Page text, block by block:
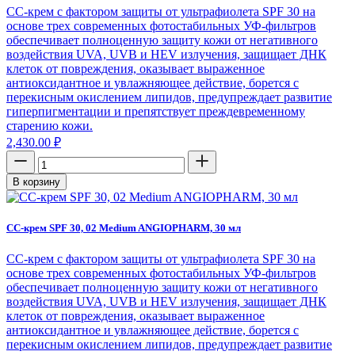
СС-крем с фактором защиты от ультрафиолета SPF 30 на
основе трех современных фотостабильных УФ-фильтров
обеспечивает полноценную защиту кожи от негативного
воздействия UVA, UVB и HEV излучения, защищает ДНК
клеток от повреждения, оказывает выраженное
антиоксидантное и увлажняющее действие, борется с
перекисным окислением липидов, предупреждает развитие
гиперпигментации и препятствует преждевременному
старению кожи.
2,430.00 ₽
В корзину
CC-крем SPF 30, 02 Medium ANGIOPHARM, 30 мл
СС-крем с фактором защиты от ультрафиолета SPF 30 на
основе трех современных фотостабильных УФ-фильтров
обеспечивает полноценную защиту кожи от негативного
воздействия UVA, UVB и HEV излучения, защищает ДНК
клеток от повреждения, оказывает выраженное
антиоксидантное и увлажняющее действие, борется с
перекисным окислением липидов, предупреждает развитие